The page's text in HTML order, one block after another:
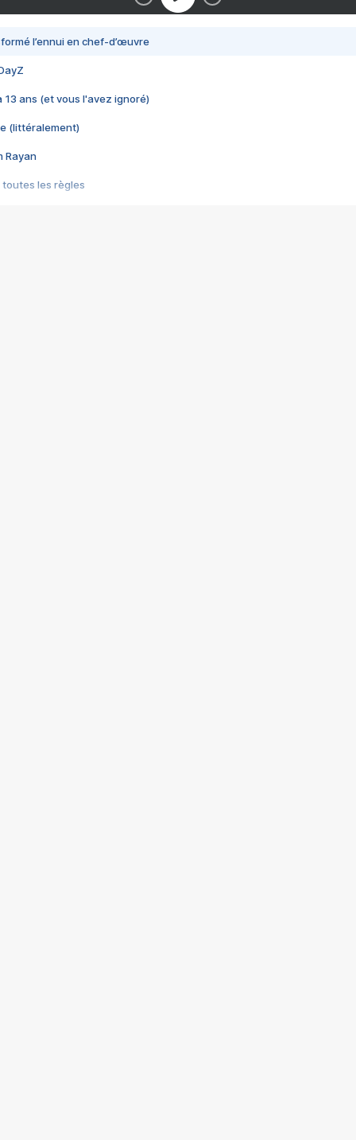
l’ennui en chef-d’œuvre
13 ans (et vous l'avez ignoré)
(littéralement)
Rayan
toutes les règles